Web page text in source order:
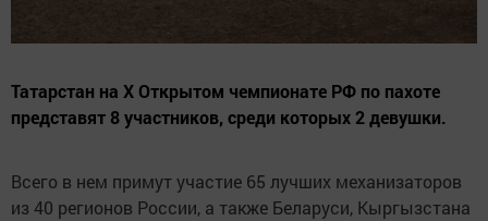
Татарстан на X Открытом чемпионате РФ по пахоте
представят 8 участников, среди которых 2 девушки.
Всего в нем примут участие 65 лучших механизаторов
из 40 регионов России, а также Беларуси, Кыргызстана